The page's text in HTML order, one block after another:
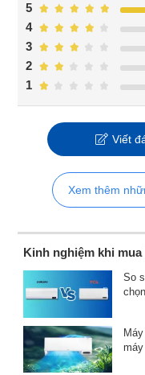
1
2
3
4
5
Viết
Xem thêm
Kinh nghiệm khi mua
So